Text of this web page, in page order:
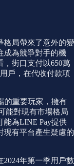
格局帶來了意外的變
成為競爭對手的機
，街口支付以650萬
戶，在代收付款項
的重要玩家，擁有
能對現有市場格局
能為LINE Pay提供
現有平台產生疑慮的
年第一季用戶數